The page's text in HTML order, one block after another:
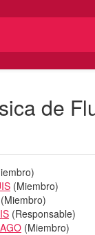
de
)
(Miembro)
(Miembro)
(Responsable)
(Miembro)